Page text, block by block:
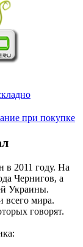
при покупке
в 2011 году. На
Чернигов, а
Украины.
всего мира.
говорят.